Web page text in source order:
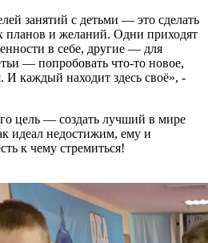
занятий с детьми — это сделать
планов и желаний. Одни приходят
в себе, другие — для
— попробовать что-то новое,
каждый находит здесь своё», -
цель — создать лучший в мире
идеал недостижим, ему и
к чему стремиться!